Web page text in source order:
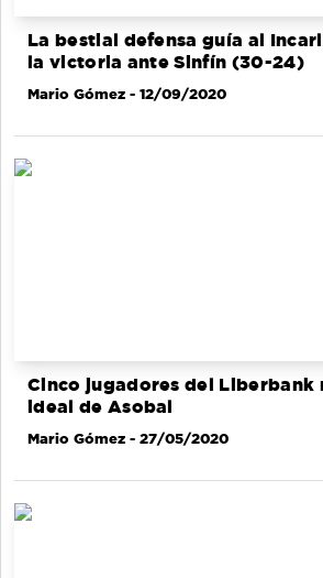
La bestial defensa guía al
la victoria ante Sinfín (30-24)
Mario Gómez - 12/09/2020
Cinco jugadores del Liberbank
ideal de Asobal
Mario Gómez - 27/05/2020